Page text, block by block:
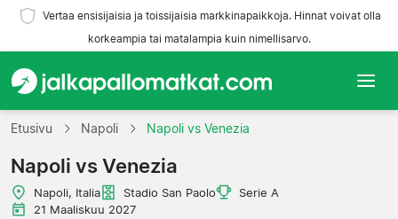
Vertaa ensisijaisia ja toissijaisia markkinapaikkoja. Hinnat voivat olla
korkeampia tai matalampia kuin nimellisarvo.
Etusivu
Joukkueet
Liigat
Etusivu Napoli Napoli vs Venezia
Napoli vs Venezia
Napoli, Italia Stadio San Paolo
Serie A
21 Maaliskuu 2027